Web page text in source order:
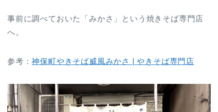
事前に調べておいた「みかさ」という焼きそば専門店
へ。
参考：神保町やきそば威風みかさ | やきそば専門店